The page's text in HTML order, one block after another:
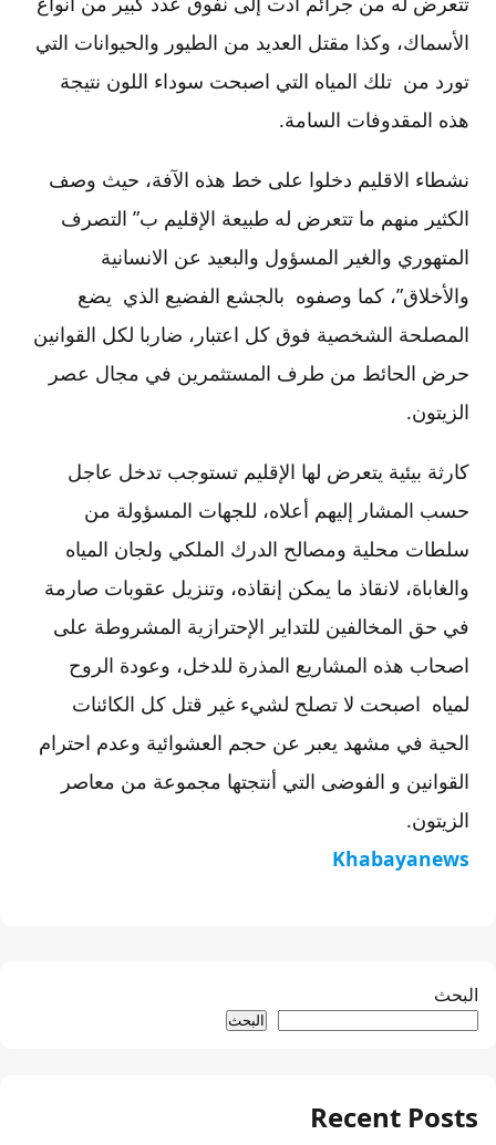
الأسماك، وكذا مقتل العديد من الطيور والحيوانات التي
تورد من تلك المياه التي اصبحت سوداء اللون نتيجة
هذه المقدوفات السامة.
نشطاء الاقليم دخلوا على خط هذه الآفة، حيث وصف
الكثير منهم ما تتعرض له طبيعة الإقليم ب” التصرف
المتهوري والغير المسؤول والبعيد عن الانسانية
والأخلاق”، كما وصفوه بالجشع الفضيع الذي يضع
المصلحة الشخصية فوق كل اعتبار، ضاربا لكل القوانين
حرض الحائط من طرف المستثمرين في مجال عصر
الزيتون.
كارثة بيئية يتعرض لها الإقليم تستوجب تدخل عاجل
حسب المشار إليهم أعلاه، للجهات المسؤولة من
سلطات محلية ومصالح الدرك الملكي ولجان المياه
والغاباة، لانقاذ ما يمكن إنقاذه، وتنزيل عقوبات صارمة
في حق المخالفين للتداير الإحترازية المشروطة على
اصحاب هذه المشاريع المذرة للدخل، وعودة الروح
لمياه اصبحت لا تصلح لشيء غير قتل كل الكائنات
الحية في مشهد يعبر عن حجم العشوائية وعدم احترام
القوانين و الفوضى التي أنتجتها مجموعة من معاصر
الزيتون.
Khabayanews
البحث
البحث
Recent Posts